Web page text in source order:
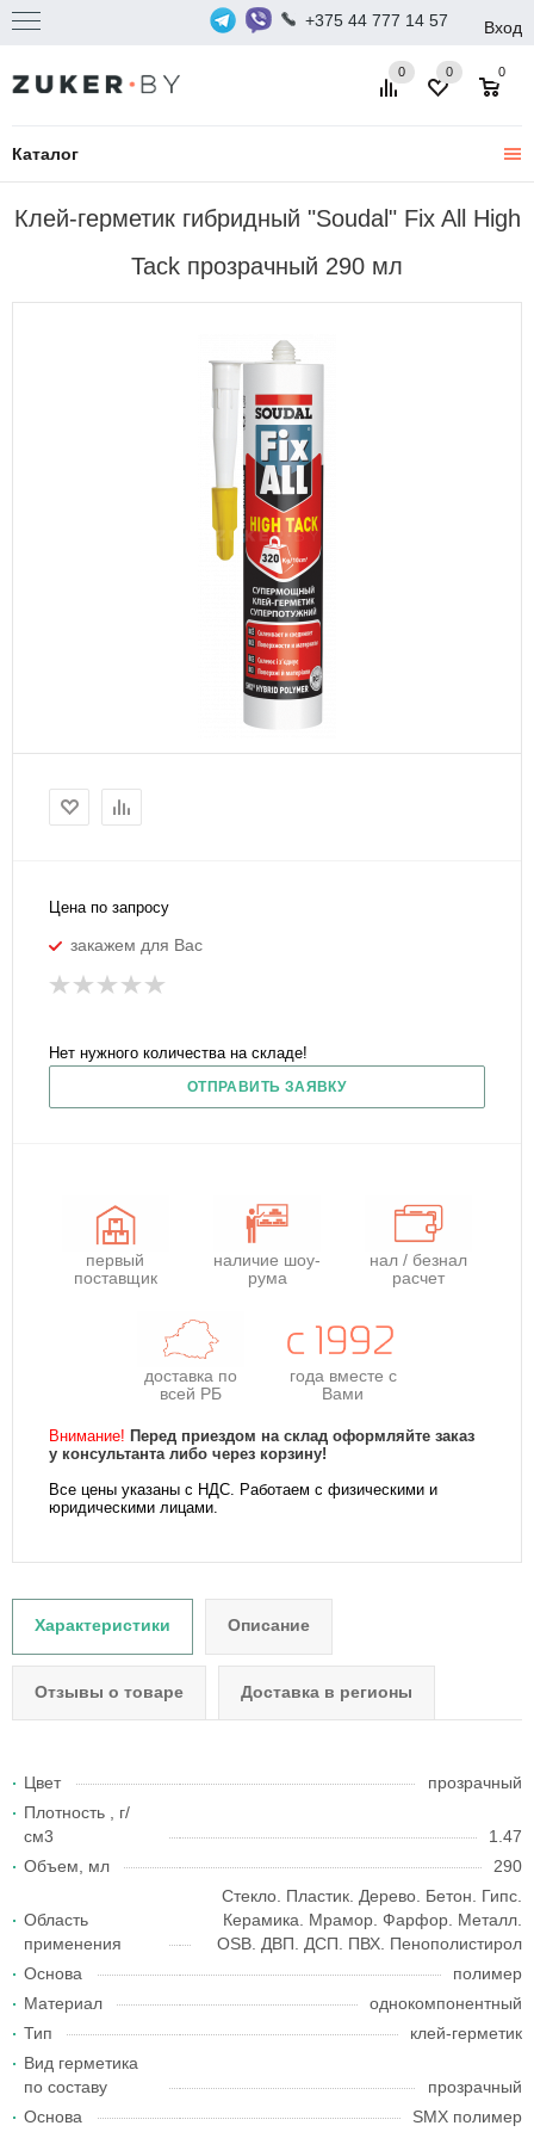
+375 44 777 14 57 Вход
Каталог
0 0
0
Клей-герметик гибридный "Soudal" Fix All High
Tack прозрачный 290 мл
Цена по запросу
закажем для Вас
Нет нужного количества на складе!
ОТПРАВИТЬ ЗАЯВКУ
первый
поставщик
наличие шоу-
рума
нал / безнал
расчет
доставка по
всей РБ
года вместе с
Вами
Внимание! Перед приездом на склад оформляйте заказ
у консультанта либо через корзину!
Все цены указаны с НДС. Работаем с физическими и
юридическими лицами.
Характеристики Описание
Отзывы о товаре Доставка в регионы
Цвет
прозрачный
Плотность , г/
см3
1.47
Объем, мл
290
Область
применения
Стекло. Пластик. Дерево. Бетон. Гипс.
Керамика. Мрамор. Фарфор. Металл.
OSB. ДВП. ДСП. ПВХ. Пенополистирол
Основа
полимер
Материал
однокомпонентный
Тип
клей-герметик
Вид герметика
по составу
прозрачный
Основа
SMX полимер